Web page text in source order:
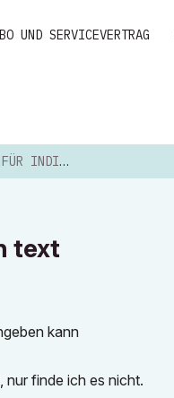
UND SERVICEVERTRAG
TEXT
text
kann
finde ich es nicht.